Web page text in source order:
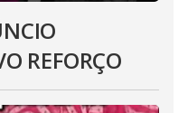
REFORÇO